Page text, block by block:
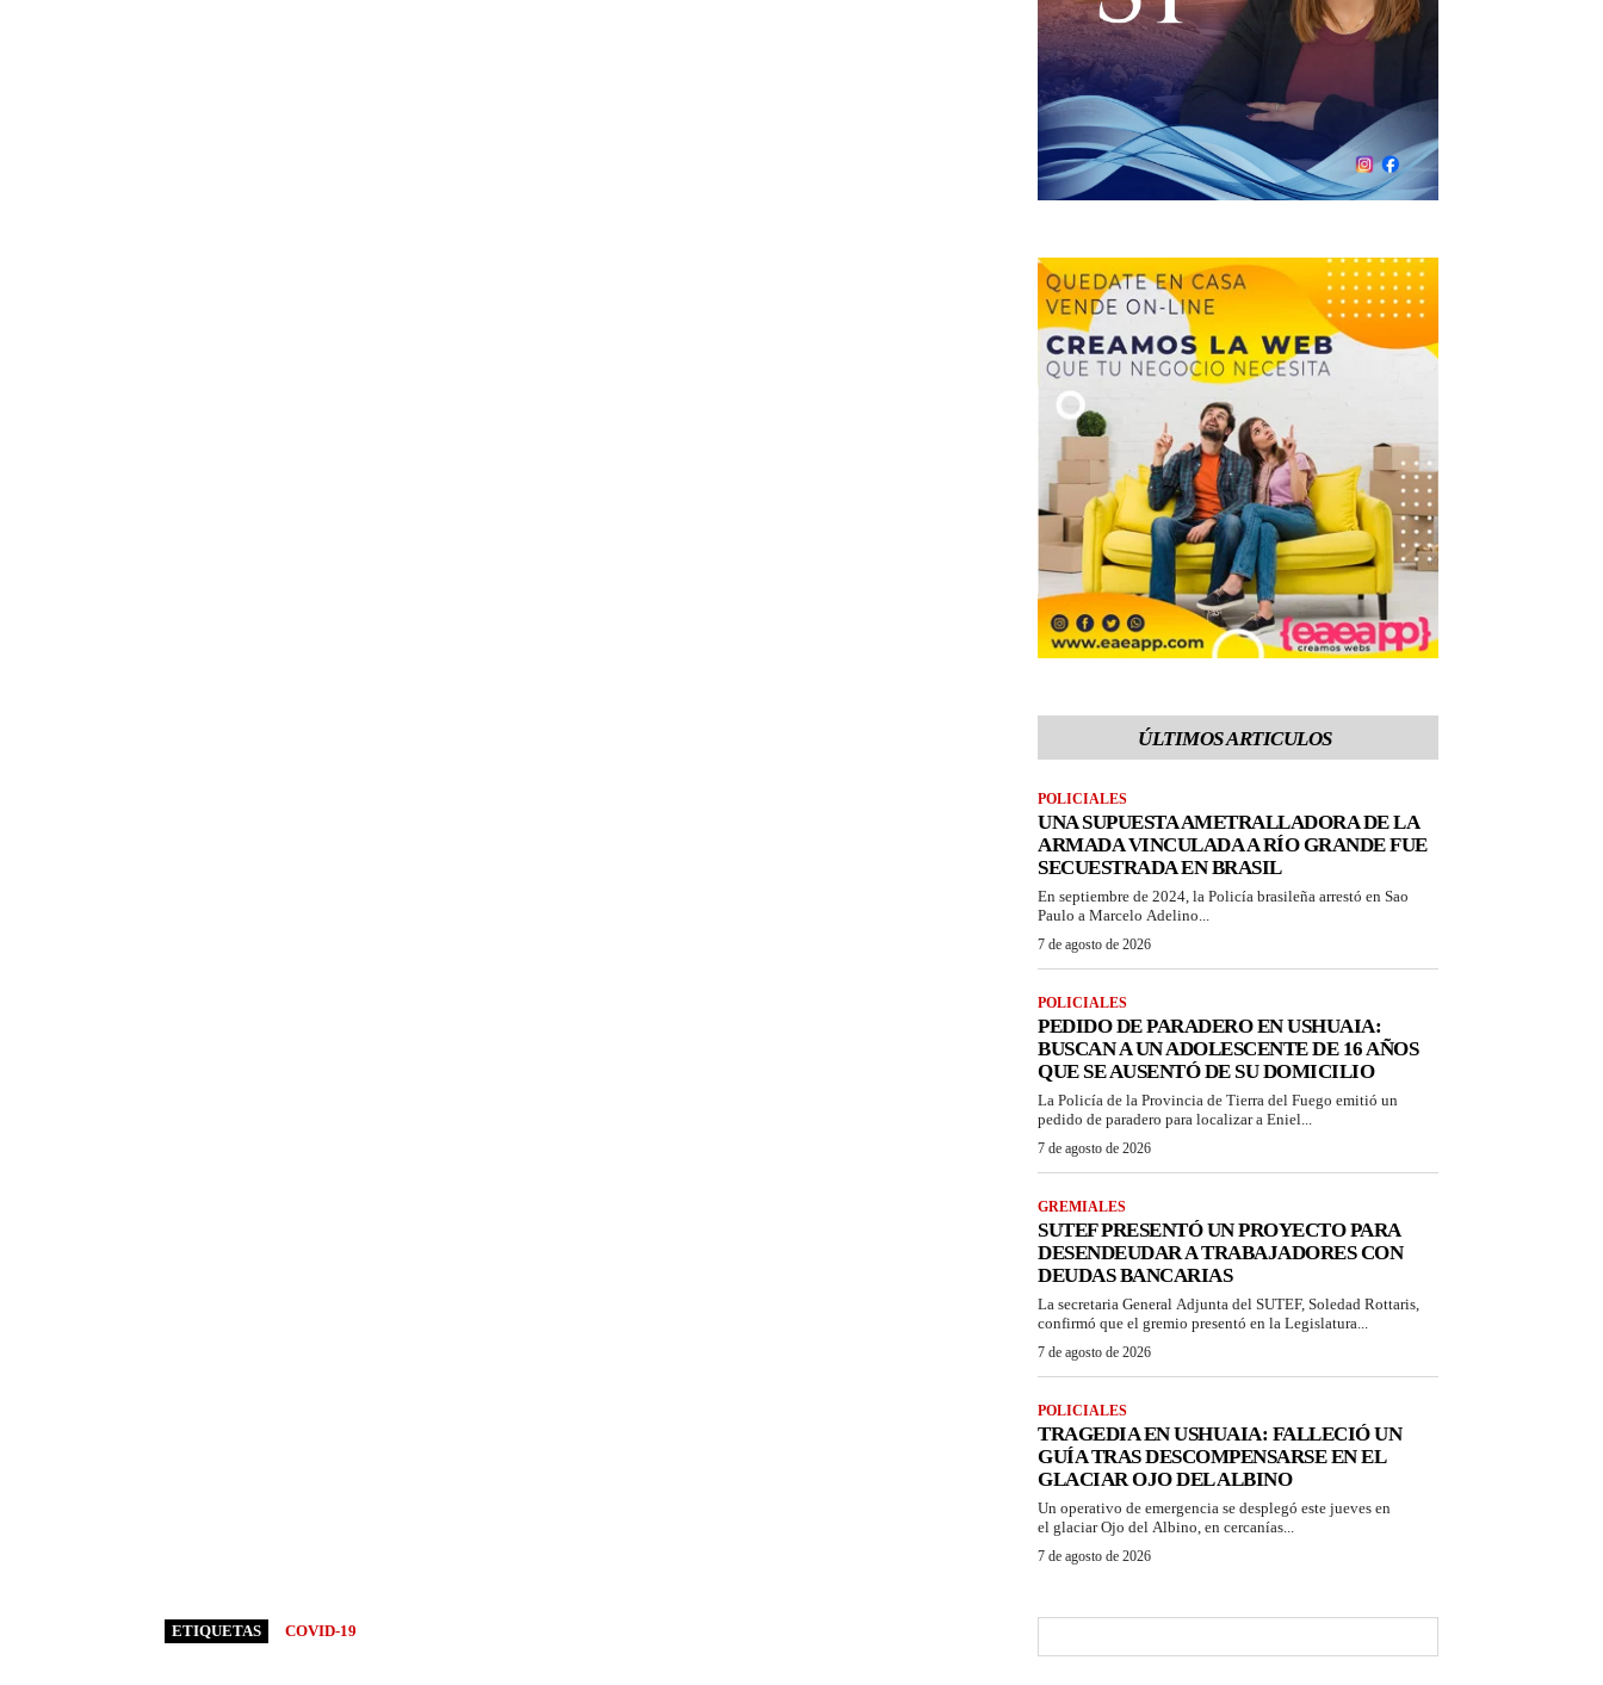
ÚLTIMOS ARTICULOS
POLICIALES
UNA SUPUESTA AMETRALLADORA DE LA
ARMADA VINCULADA A RÍO GRANDE FUE
SECUESTRADA EN BRASIL
En septiembre de 2024, la Policía brasileña arrestó en Sao
Paulo a Marcelo Adelino...
7 de agosto de 2026
POLICIALES
PEDIDO DE PARADERO EN USHUAIA:
BUSCAN A UN ADOLESCENTE DE 16 AÑOS
QUE SE AUSENTÓ DE SU DOMICILIO
La Policía de la Provincia de Tierra del Fuego emitió un
pedido de paradero para localizar a Eniel...
7 de agosto de 2026
GREMIALES
SUTEF PRESENTÓ UN PROYECTO PARA
DESENDEUDAR A TRABAJADORES CON
DEUDAS BANCARIAS
La secretaria General Adjunta del SUTEF, Soledad Rottaris,
confirmó que el gremio presentó en la Legislatura...
7 de agosto de 2026
POLICIALES
TRAGEDIA EN USHUAIA: FALLECIÓ UN
GUÍA TRAS DESCOMPENSARSE EN EL
GLACIAR OJO DEL ALBINO
Un operativo de emergencia se desplegó este jueves en
el glaciar Ojo del Albino, en cercanías...
7 de agosto de 2026
ETIQUETAS COVID-19